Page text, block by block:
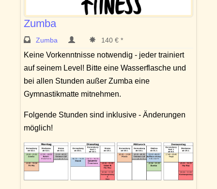
Zumba
Zumba 140 € *
Keine Vorkenntnisse notwendig - jeder trainiert
auf seinem Level! Bitte eine Wasserflasche und
bei allen Stunden außer Zumba eine
Gymnastikmatte mitnehmen.
Folgende Stunden sind inklusive - Änderungen
möglich!